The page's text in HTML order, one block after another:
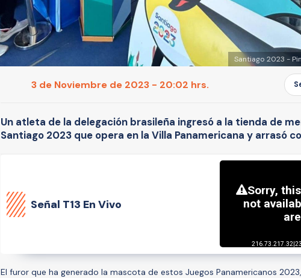
Santiago 2023 -
3 de Noviembre de 2023 - 20:02 hrs.
Un atleta de la delegación brasileña ingresó a la tienda de
Santiago 2023 que opera en la Villa Panamericana y arrasó
Señal T13 En Vivo
El furor que ha generado la mascota de estos Juegos Panamericanos 2023,